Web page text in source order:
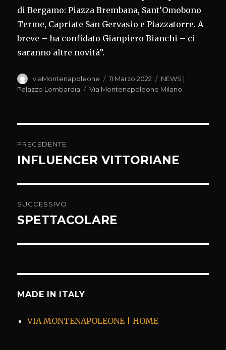
di Bergamo: Piazza Brembana, Sant’Omobono
Terme, Capriate San Gervasio e Piazzatorre. A
breve – ha confidato Gianpiero Bianchi – ci
saranno altre novità”.
Autore
viaMontenapoleone
Pubblicato
il
11 Marzo 2022 Categorie
NEWS |
Palazzo Lombardia
Tag
Via Montenapoleone Milano
articoli
PRECEDENTE
Articolo
INFLUENCER VITTORIANE
SUCCESSIVO
Articolo
SPETTACOLARE
MADE IN ITALY
VIA MONTENAPOLEONE | HOME